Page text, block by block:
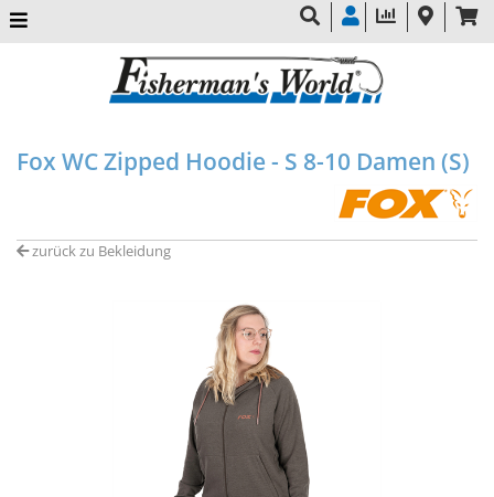
Fox WC Zipped Hoodie - S 8-10 Damen (S)
zurück zu Bekleidung